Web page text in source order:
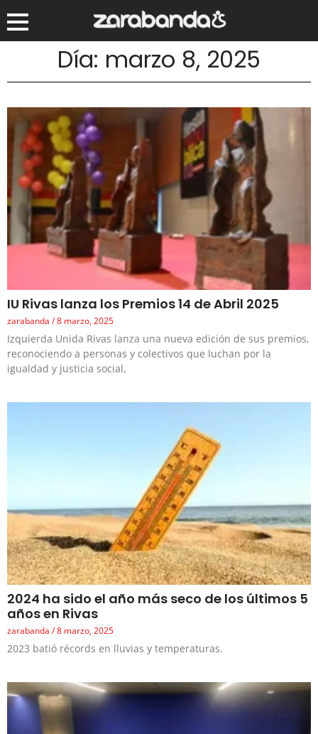
Día: marzo 8, 2025
IU Rivas lanza los Premios 14 de Abril 2025
zarabanda 8 marzo, 2025
Izquierda Unida Rivas lanza una nueva edición de sus premios,
reconociendo a personas y colectivos que luchan por la
igualdad y justicia social,
2024 ha sido el año más seco de los últimos 5
años en Rivas
zarabanda 8 marzo, 2025
2023 batió récords en lluvias y temperaturas.